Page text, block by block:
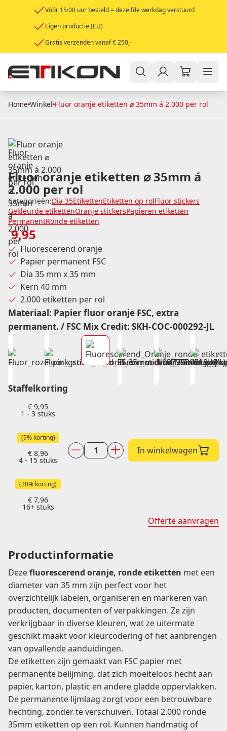
Vóór 15:00 uur besteld = dezelfde werkdag verstuurd
Eigen productie (EU)
Gratis verzenden vanaf € 250,-
Home Winkel Fluor oranje etiketten ⌀ 35mm á 2.000 per rol
Fluor oranje etiketten ⌀ 35mm á
2.000 per rol
Categorieën:Dia 35EtikettenEtiketten op rolFluor stickers
Gekleurde etikettenOranje stickersPapieren etiketten
PermanentRonde etiketten
9,95
Fluorescerend oranje
Papier permanent FSC
Dia 35 mm x 35 mm
Kern 40 mm
2.000 etiketten per rol
Materiaal: Papier fluor oranje FSC, extra
permanent. / FSC Mix Credit: SKH-COC-000292-JL
Staffelkorting
€ 9,95
1 - 3 stuks
€ 8,96
(9% korting)
4 - 15 stuks
€ 7,96
(20% korting)
16+ stuks
Fluor
rol
aantal
In winkelwagen
Offerte aanvragen
Productinformatie
Dezefluorescerend oranje, ronde etiketten met een
diameter van 35 mm zijn perfect voor het
overzichtelijk labelen, organiseren en markeren van
producten, documenten of verpakkingen. Ze zijn
verkrijgbaar in diverse kleuren, wat ze uitermate
geschikt maakt voor kleurcodering of het aanbrengen
van opvallende aanduidingen.
De etiketten zijn gemaakt van FSC papier met
permanente belijming, dat zich moeiteloos hecht aan
papier, karton, plastic en andere gladde oppervlakken.
De permanente lijmlaag zorgt voor een betrouwbare
hechting, zonder te verschuiven. Totaal 2.000 ronde
35mm etiketten op een rol. Kunnen handmatig of